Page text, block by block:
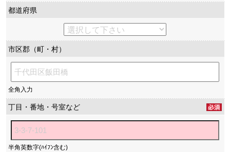
都道府県
市区郡（町・村）
全角入力
丁目・番地・号室など
半角英数字(ﾊｲﾌﾝ含む)